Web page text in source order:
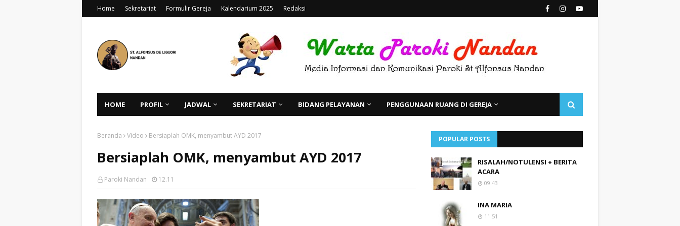
Home Sekretariat Formulir Gereja Kalendarium 2025 Redaksi
HOME PROFIL JADWAL SEKRETARIAT BIDANG PELAYANAN PENGGUNAAN RUANG DI GEREJA
Beranda Video Bersiaplah OMK, menyambut AYD 2017
Bersiaplah OMK, menyambut AYD 2017
Paroki Nandan 12.11
POPULAR POSTS
RISALAH/NOTULENSI + BERITA
ACARA
09.43
INA MARIA
11.51